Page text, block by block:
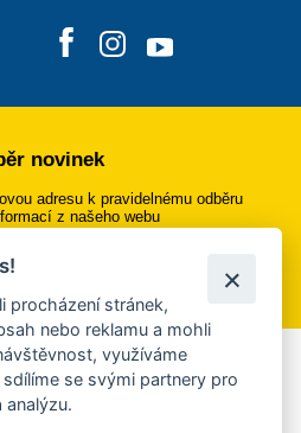
novinek
adresu k pravidelnému odběru
z našeho webu
se k odběru
rozhlas
mobilu či mailu upozornění na
procházení stránek,
nebo reklamu a mohli
využíváme
se svými partnery pro
analýzu.